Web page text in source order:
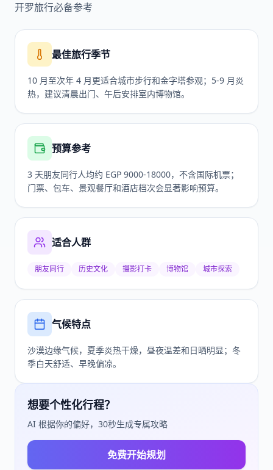
开罗旅行必备参考
最佳旅行季节
10 月至次年 4 月更适合城市步行和金字塔参观；5-9 月炎
热，建议清晨出门、午后安排室内博物馆。
预算参考
3 天朋友同行人均约 EGP 9000-18000，不含国际机票；
门票、包车、景观餐厅和酒店档次会显著影响预算。
适合人群
朋友同行 历史文化 摄影打卡 博物馆 城市探索
气候特点
沙漠边缘气候，夏季炎热干燥，昼夜温差和日晒明显；冬
季白天舒适、早晚偏凉。
想要个性化行程？
AI 根据你的偏好，30秒生成专属攻略
免费开始规划